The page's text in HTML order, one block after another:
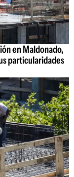
en Maldonado,
particularidades